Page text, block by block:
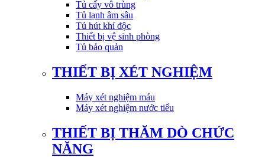
Tủ cấy vô trùng
Tủ lạnh âm sâu
Tủ hút khí độc
Thiết bị vệ sinh phòng
Tủ bảo quản
THIẾT BỊ XÉT NGHIỆM
Máy xét nghiệm máu
Máy xét nghiệm nước tiểu
THIẾT BỊ THĂM DÒ CHỨC
NĂNG